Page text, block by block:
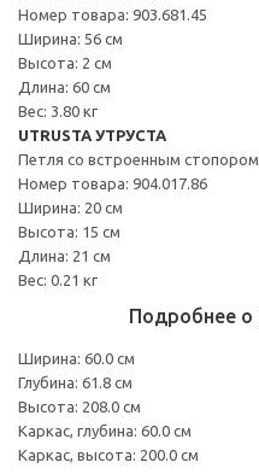
Номер товара: 903.681.45
Ширина: 56 см
Высота: 2 см
Длина: 60 см
Вес: 3.80 кг
UTRUSTA УТРУСТА
Петля со встроенным стопором
Номер товара: 904.017.86
Ширина: 20 см
Высота: 15 см
Длина: 21 см
Вес: 0.21 кг
Подробнее о
Ширина: 60.0 см
Глубина: 61.8 см
Высота: 208.0 см
Каркас, глубина: 60.0 см
Каркас, высота: 200.0 см